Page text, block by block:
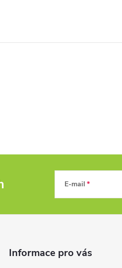
E-mail
Informace pro vás